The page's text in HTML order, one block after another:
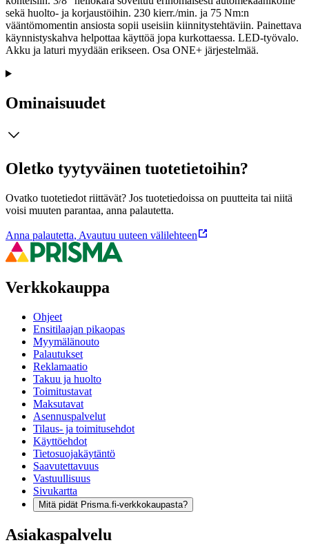
sekä huolto- ja korjaustöihin. 230 kierr./min. ja 75 Nm:n
vääntömomentin ansiosta sopii useisiin kiinnitystehtäviin. Painettava
käynnistyskahva helpottaa käyttöä jopa kurkottaessa. LED-työvalo.
Akku ja laturi myydään erikseen. Osa ONE+ järjestelmää.
Ominaisuudet
Oletko tyytyväinen tuotetietoihin?
Ovatko tuotetiedot riittävät? Jos tuotetiedoissa on puutteita tai niitä
voisi muuten parantaa, anna palautetta.
Anna palautetta, Avautuu uuteen välilehteen
Verkkokauppa
Ohjeet
Ensitilaajan pikaopas
Myymälänouto
Palautukset
Reklamaatio
Takuu ja huolto
Toimitustavat
Maksutavat
Asennuspalvelut
Tilaus- ja toimitusehdot
Käyttöehdot
Tietosuojakäytäntö
Saavutettavuus
Vastuullisuus
Sivukartta
Mitä pidät Prisma.fi-verkkokaupasta?
Asiakaspalvelu